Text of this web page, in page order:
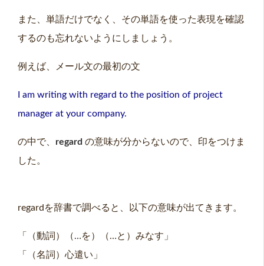
また、単語だけでなく、その単語を使った表現を確認
するのも忘れないようにしましょう。
例えば、メール文の最初の文
I am writing with regard to the position of project
manager at your company.
の中で、 regard の意味が分からないので、印をつけま
した。
regardを辞書で調べると、以下の意味が出てきます。
「（動詞）（…を）（…と）みなす」
「（名詞）心遣い」